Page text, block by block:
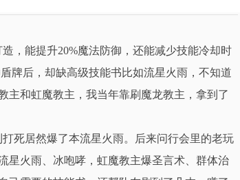
，能提升20%魔法防御，还能减少技能冷却时
牌后，却缺高级技能书比如流星火雨，不知道
主和虹魔教主，我当年靠刷魔龙教主，拿到了
死居然爆了本流星火雨。后来问行会里的老玩
星火雨、冰咆哮，虹魔教主爆圣言术、群体治